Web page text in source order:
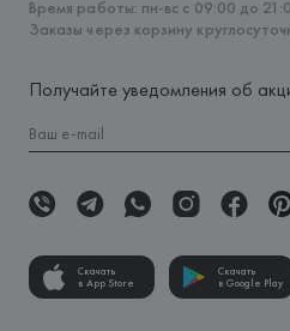
Время работы: пн-вс с 09:00 до
Заказы через корзину
Получайте уведомления об
Скачать
в App Store
Скачать
в Google Play